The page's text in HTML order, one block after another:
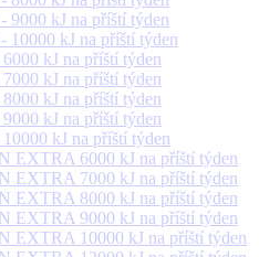
kJ na příští týden
kJ na příští týden
kJ na příští týden
kJ na příští týden
kJ na příští týden
kJ na příští týden
kJ na příští týden
EXTRA 6000 kJ na příští týden
EXTRA 7000 kJ na příští týden
EXTRA 8000 kJ na příští týden
EXTRA 9000 kJ na příští týden
EXTRA 10000 kJ na příští týden